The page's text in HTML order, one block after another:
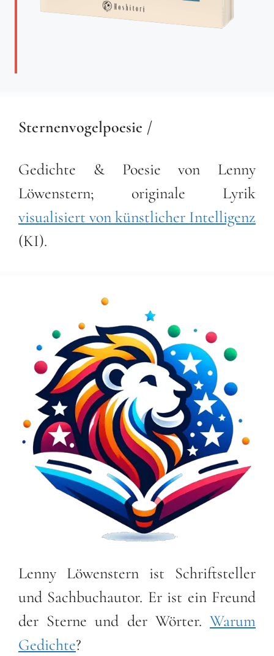
Sternenvogelpoesie /
Gedichte & Poesie von Lenny
Löwenstern; originale Lyrik
visualisiert von künstlicher Intelligenz
(KI).
Lenny Löwenstern ist Schriftsteller
und Sachbuchautor. Er ist ein Freund
der Sterne und der Wörter. Warum
Gedichte?